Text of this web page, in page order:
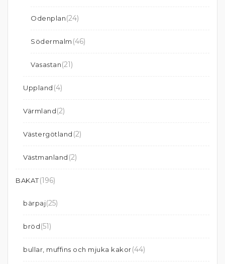
Odenplan(24)
Södermalm (46)
Vasastan(21)
Uppland (4)
Värmland(2)
Västergötland (2)
Västmanland (2)
BAKAT(196)
bärpaj(25)
bröd(51)
bullar, muffins och mjuka kakor(44)